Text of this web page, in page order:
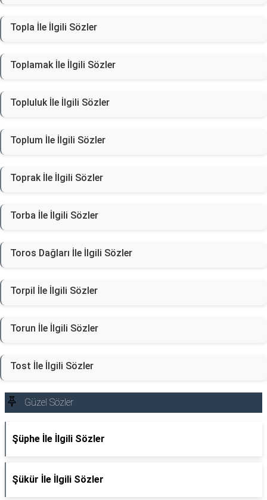
Topla İle İlgili Sözler
Toplamak İle İlgili Sözler
Topluluk İle İlgili Sözler
Toplum İle İlgili Sözler
Toprak İle İlgili Sözler
Torba İle İlgili Sözler
Toros Dağları İle İlgili Sözler
Torpil İle İlgili Sözler
Torun İle İlgili Sözler
Tost İle İlgili Sözler
Güzel Sözler
Şüphe İle İlgili Sözler
Şükür İle İlgili Sözler